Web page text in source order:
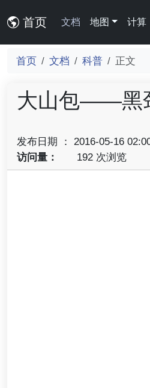
首页 文档 地图 计算
首页 文档 科普 正文
大山包——黑
发布日期 ： 2016-05-16
访问量：
192 次浏览